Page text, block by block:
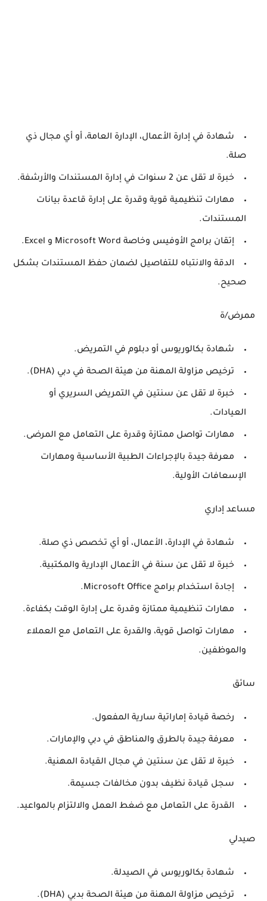
شهادة في إدارة الأعمال، الإدارة العامة، أو أي مجال ذي
صلة.
خبرة لا تقل عن 2 سنوات في إدارة المستندات والأرشفة.
مهارات تنظيمية قوية وقدرة على إدارة قاعدة بيانات
المستندات.
إتقان برامج الأوفيس وخاصة Microsoft Word و Excel.
الدقة والانتباه للتفاصيل لضمان حفظ المستندات بشكل
صحيح.
ممرض/ة
شهادة بكالوريوس أو دبلوم في التمريض.
ترخيص مزاولة المهنة من هيئة الصحة في دبي (DHA).
خبرة لا تقل عن سنتين في التمريض السريري أو
العيادات.
مهارات تواصل ممتازة وقدرة على التعامل مع المرضى.
معرفة جيدة بالإجراءات الطبية الأساسية ومهارات
الإسعافات الأولية.
مساعد إداري
شهادة في الإدارة، الأعمال، أو أي تخصص ذي صلة.
خبرة لا تقل عن سنة في الأعمال الإدارية والمكتبية.
إجادة استخدام برامج Microsoft Office.
مهارات تنظيمية ممتازة وقدرة على إدارة الوقت بكفاءة.
مهارات تواصل قوية، والقدرة على التعامل مع العملاء
والموظفين.
سائق
رخصة قيادة إماراتية سارية المفعول.
معرفة جيدة بالطرق والمناطق في دبي والإمارات.
خبرة لا تقل عن سنتين في مجال القيادة المهنية.
سجل قيادة نظيف بدون مخالفات جسيمة.
القدرة على التعامل مع ضغط العمل والالتزام بالمواعيد.
صيدلي
شهادة بكالوريوس في الصيدلة.
ترخيص مزاولة المهنة من هيئة الصحة بدبي (DHA).